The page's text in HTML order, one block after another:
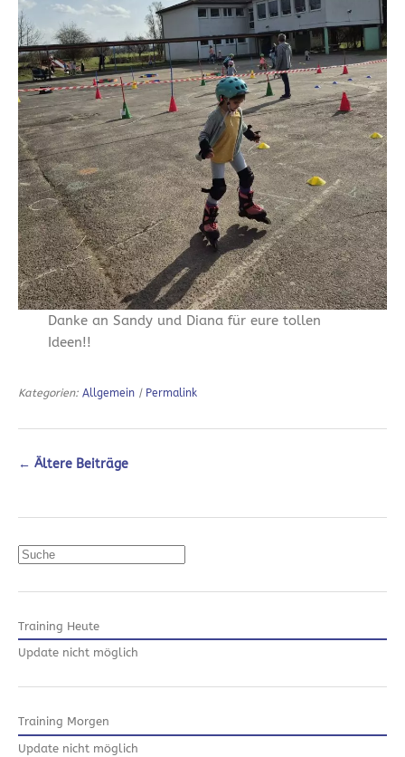
Danke an Sandy und Diana für eure tollen
Ideen!!
Kategorien: Allgemein | Permalink
← Ältere Beiträge
Suchen
Training Heute
Update nicht möglich
Training Morgen
Update nicht möglich